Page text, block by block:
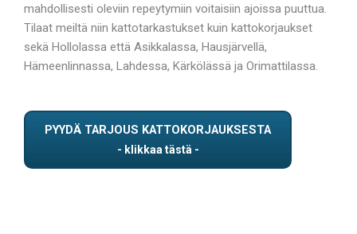
mahdollisesti oleviin repeytymiin voitaisiin ajoissa puuttua.
Tilaat meiltä niin kattotarkastukset kuin kattokorjaukset
sekä Hollolassa että Asikkalassa, Hausjärvellä,
Hämeenlinnassa, Lahdessa, Kärkölässä ja Orimattilassa.
PYYDÄ TARJOUS KATTOKORJAUKSESTA